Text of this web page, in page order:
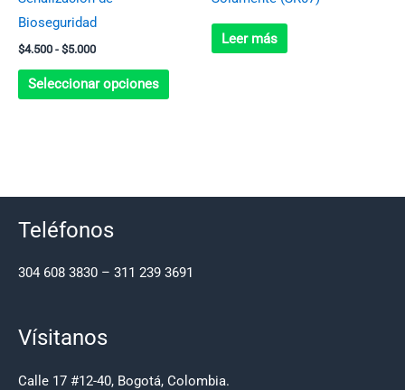
Bioseguridad
$4.500 - $5.000
Seleccionar opciones
Leer más
Teléfonos
304 608 3830 – 311 239 3691
Vísitanos
Calle 17 #12-40, Bogotá, Colombia.